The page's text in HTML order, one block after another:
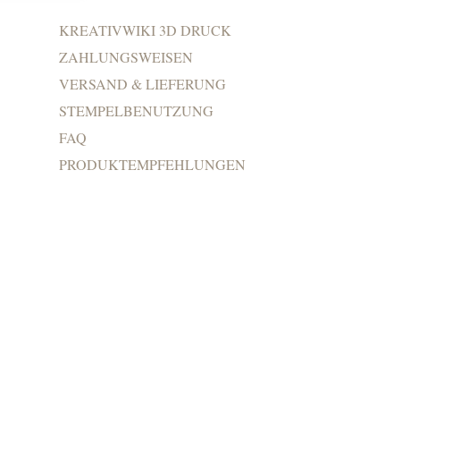
KREATIVWIKI 3D DRUCK
ZAHLUNGSWEISEN
VERSAND & LIEFERUNG
STEMPELBENUTZUNG
FAQ
PRODUKTEMPFEHLUNGEN